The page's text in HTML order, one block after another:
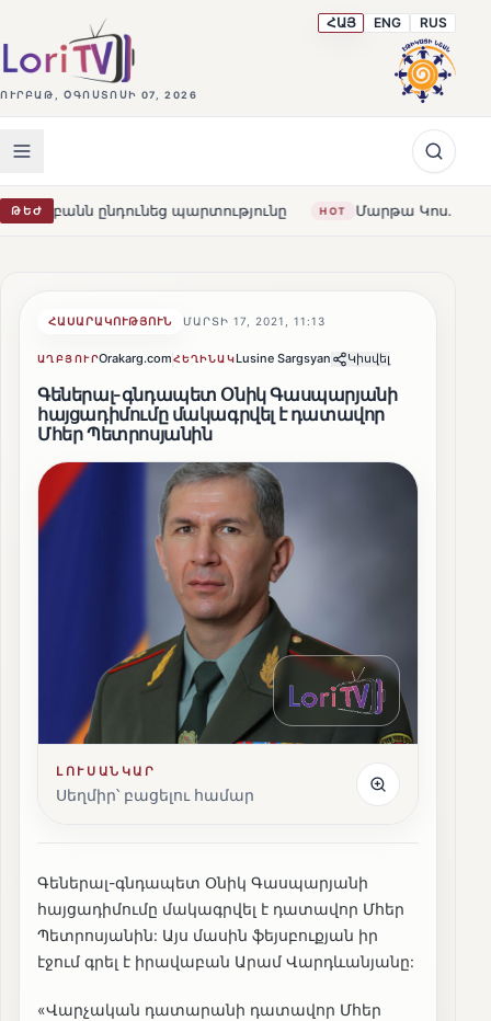
ՈՒՐԲԱԹ, ՕԳՈՍՏՈՍԻ 07, 2026
ՀԱՅ ENG RUS
ԹԵԺ պարտությունը HOT Մարթա Կոս. «Հայաստանն ու ԵՄ-
ՀԱՍԱՐԱԿՈՒԹՅՈՒՆ ՄԱՐՏԻ 17, 2021, 11:13
ԱՂԲՅՈՒՐOrakarg.comՀԵՂԻՆԱԿLusine Sargsyan Կիսվել
Գեներալ-գնդապետ Օնիկ Գասպարյանի
հայցադիմումը մակագրվել է դատավոր
Մհեր Պետրոսյանին
ԼՈՒՍԱՆԿԱՐ
Սեղմիր՝ բացելու համար
Գեներալ-գնդապետ Օնիկ Գասպարյանի
հայցադիմումը մակագրվել է դատավոր Մհեր
Պետրոսյանին: Այս մասին ֆեյսբուքյան իր
էջում գրել է իրավաբան Արամ Վարդևանյանը:
«Վարչական դատարանի դատավոր Մհեր